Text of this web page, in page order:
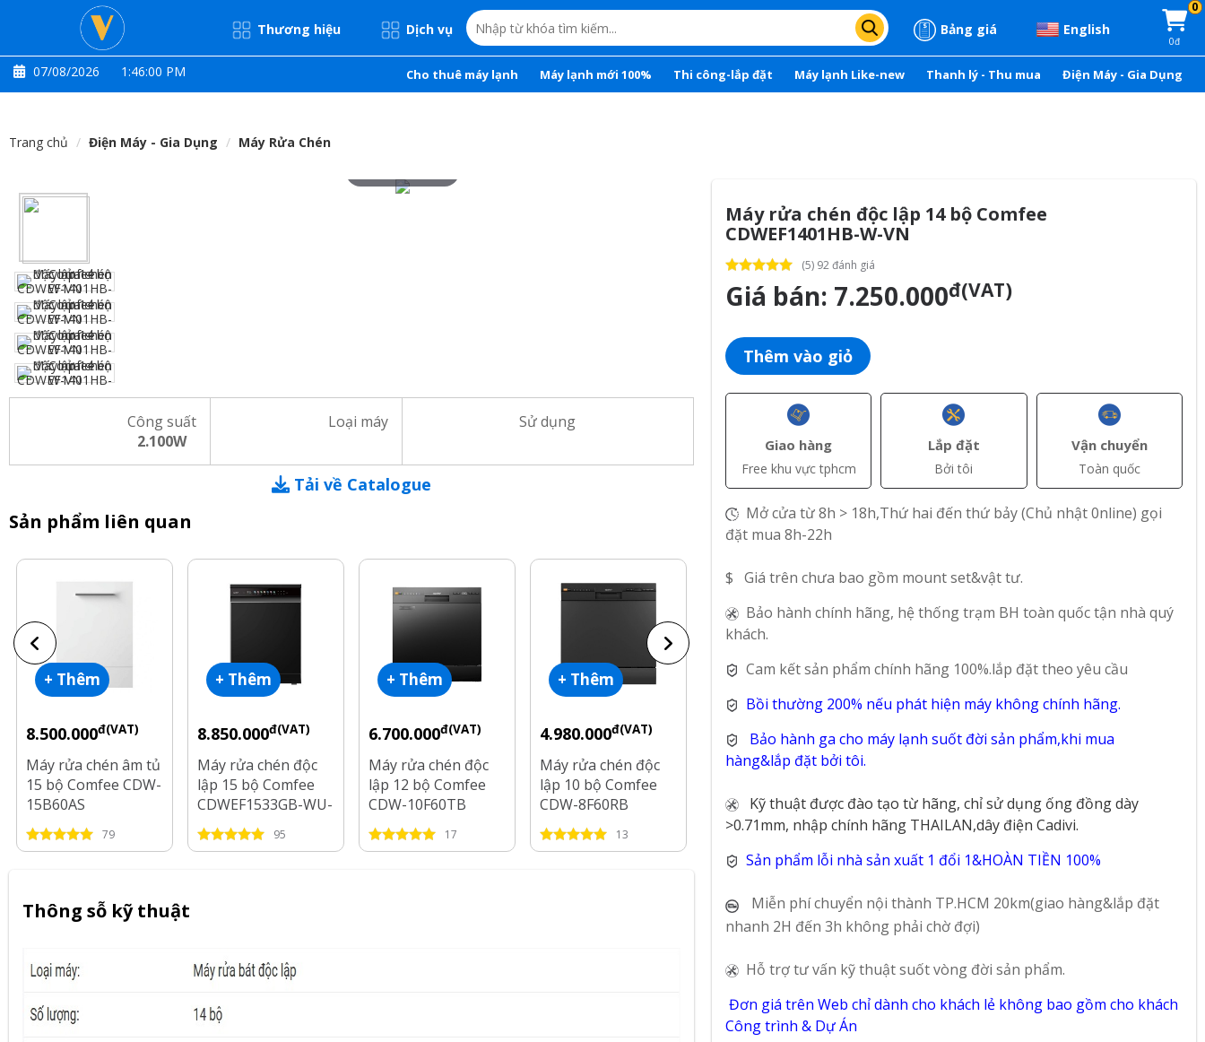
Thương hiệu Dịch vụ Bảng giá English
0
0đ
07/08/2026 1:46:00 PM Cho thuê máy lạnh Máy lạnh mới 100% Thi công-lắp đặt Máy lạnh Like-new Thanh lý - Thu mua Điện Máy - Gia Dụng
Trang chủ Điện Máy - Gia Dụng Máy Rửa Chén
Công suất
2.100W
Loại máy Sử dụng
Tải về Catalogue
Sản phẩm liên quan
+ Thêm
8.500.000đ(VAT)
Máy rửa chén âm tủ
15 bộ Comfee CDW-
15B60AS
79
+ Thêm
8.850.000đ(VAT)
Máy rửa chén độc
lập 15 bộ Comfee
CDWEF1533GB-WU-
VN
95
+ Thêm
6.700.000đ(VAT)
Máy rửa chén độc
lập 12 bộ Comfee
CDW-10F60TB
17
+ Thêm
4.980.000đ(VAT)
Máy rửa chén độc
lập 10 bộ Comfee
CDW-8F60RB
13
+ Thêm
5.090.000
Máy rửa chén độc
NK8D61M
49
+ Thêm
5.090.000đ(VAT)
NK8D01M
51
+ Thêm
10.200.000
NMD9812
Thông sỗ kỹ thuật
Máy rửa chén độc lập 14 bộ Comfee
CDWEF1401HB-W-VN
(5) 92 đánh giá
Giá bán: 7.250.000đ(VAT)
Thêm vào giỏ
Giao hàng
Free khu vực tphcm
Lắp đặt
Bởi tôi
Vận chuyển
Toàn quốc
Mở cửa từ 8h > 18h,Thứ hai đến thứ bảy (Chủ nhật 0nline) gọi
đặt mua 8h-22h
$ Giá trên chưa bao gồm mount set&vật tư.
Bảo hành chính hãng, hệ thống trạm BH toàn quốc tận nhà quý
khách.
Cam kết sản phẩm chính hãng 100%.lắp đặt theo yêu cầu
Bồi thường 200% nếu phát hiện máy không chính hãng.
Bảo hành ga cho máy lạnh suốt đời sản phẩm,khi mua
hàng&lắp đặt bởi tôi.
Kỹ thuật được đào tạo từ hãng, chỉ sử dụng ống đồng dày
>0.71mm, nhập chính hãng THAILAN,dây điện Cadivi.
Sản phẩm lỗi nhà sản xuất 1 đổi 1&HOÀN TIỀN 100%
Miễn phí chuyển nội thành TP.HCM 20km(giao hàng&lắp đặt
nhanh 2H đến 3h không phải chờ đợi)
Hỗ trợ tư vấn kỹ thuật suốt vòng đời sản phẩm.
Đơn giá trên Web chỉ dành cho khách lẻ không bao gồm cho khách
Công trình & Dự Án